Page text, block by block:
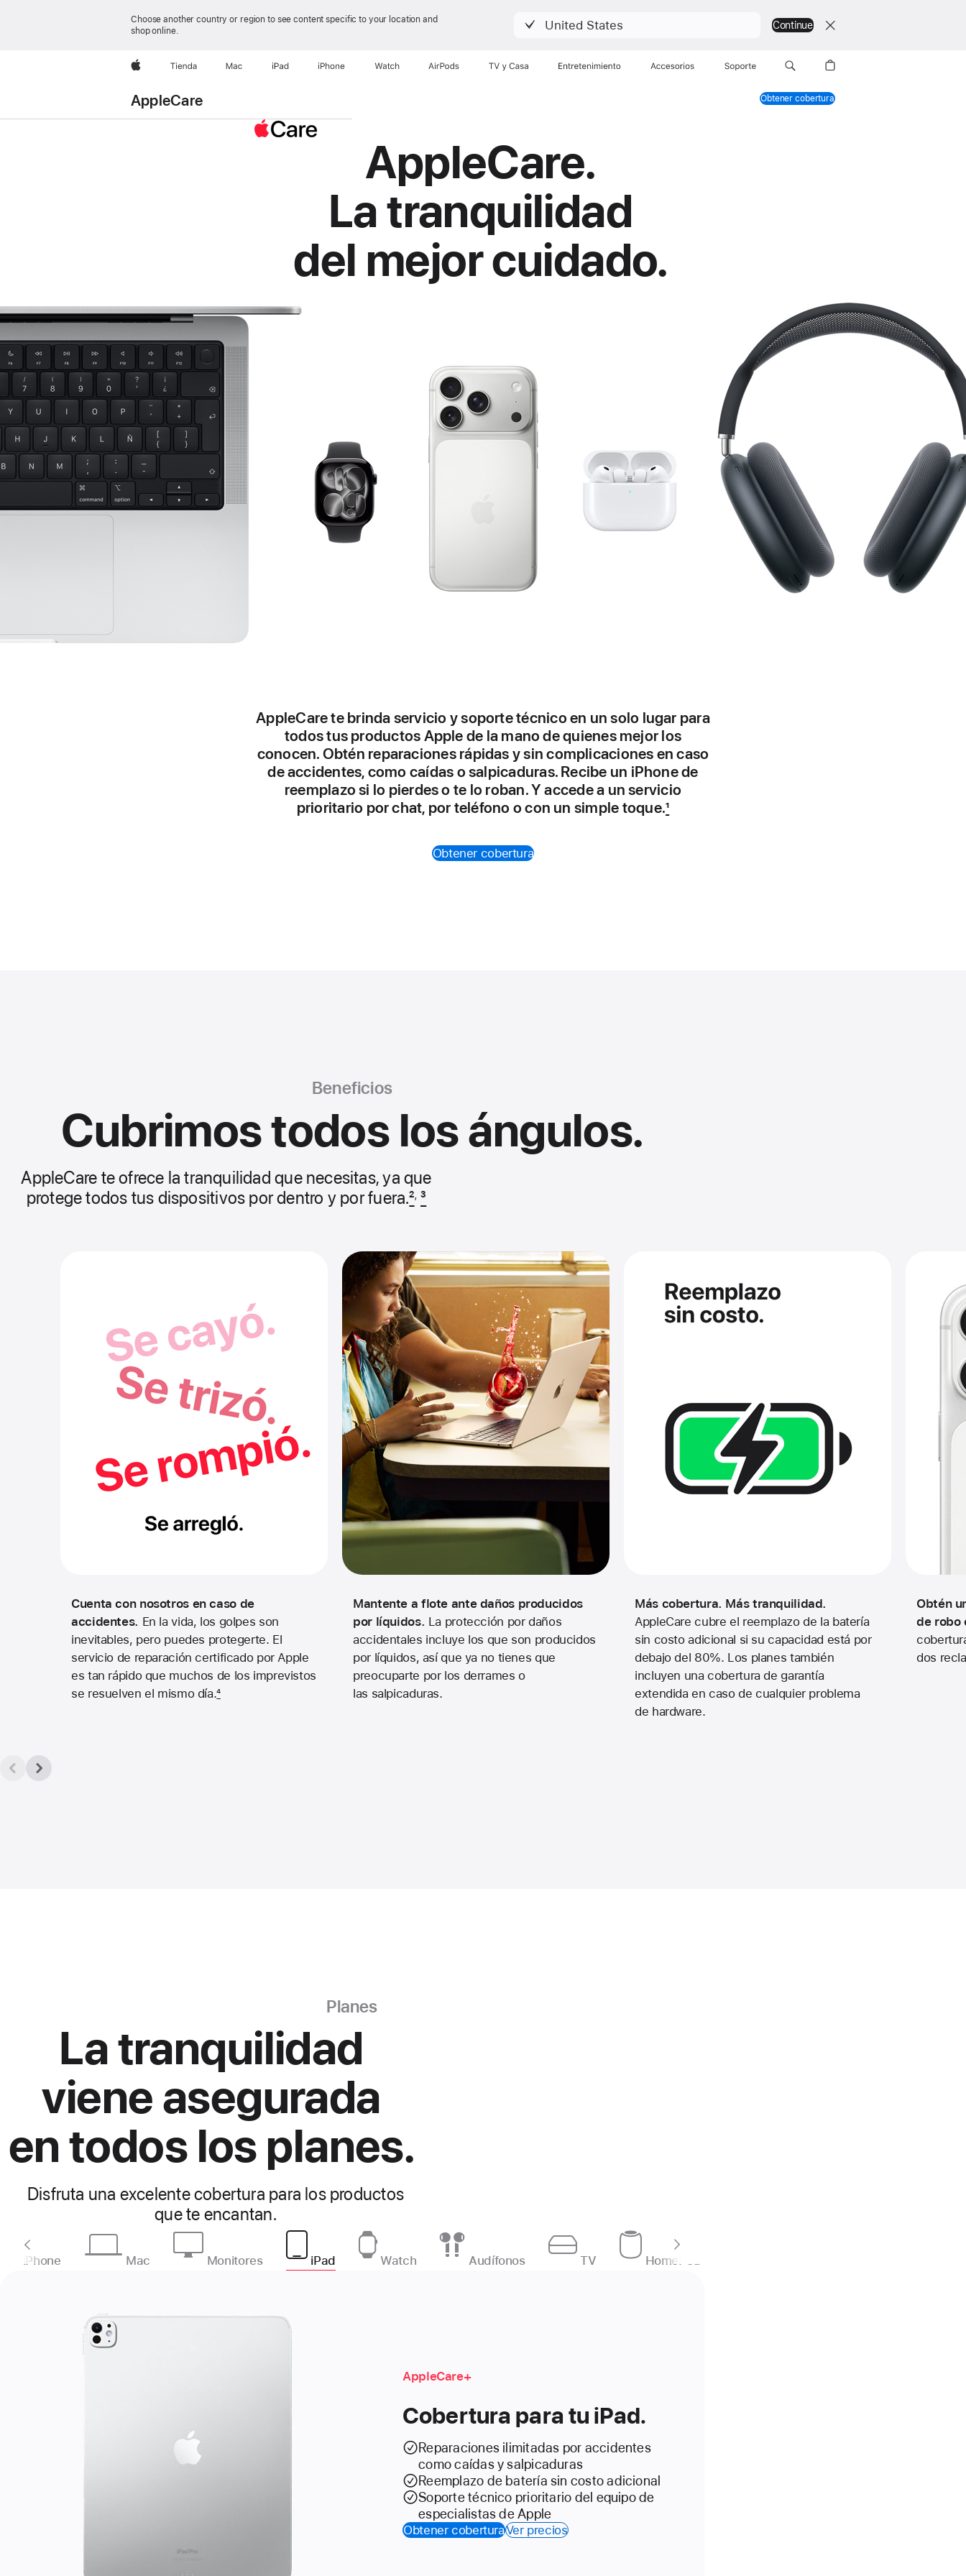
Choose another country or region to see content specific to your location and
shop online.
United States Continue
AppleTienda Mac iPad iPhone Watch AirPods TV & Casa Entretenimiento Accesorios Soporte
AppleCare Obtener cobertura
AppleCare.
La tranquilidad
del mejor cuidado.
AppleCare te brinda servicio y soporte técnico en un solo lugar para
todos tus productos Apple de la mano de quienes mejor los
conocen. Obtén reparaciones rápidas y sin complicaciones en caso
de accidentes, como caídas o salpicaduras. Recibe un iPhone de
reemplazo si lo pierdes o te lo roban. Y accede a un servicio
prioritario por chat, por teléfono o con un simple toque.1
Obtener cobertura
Beneficios
Cubrimos todos los ángulos.
AppleCare te ofrece la tranquilidad que necesitas, ya que
protege todos tus dispositivos por dentro y por fuera.2, 3
Cuenta con nosotros en caso de
accidentes. En la vida, los golpes son
inevitables, pero puedes protegerte. El
servicio de reparación certificado por Apple
es tan rápido que muchos de los imprevistos
se resuelven el mismo día.4
Mantente a flote ante daños producidos
por líquidos. La protección por daños
accidentales incluye los que son producidos
por líquidos, así que ya no tienes que
preocuparte por los derrames o
las salpicaduras.
Más cobertura. Más tranquilidad.
AppleCare cubre el reemplazo de la batería
sin costo adicional si su capacidad está por
debajo del 80%. Los planes también
incluyen una cobertura de garantía
extendida en caso de cualquier problema
de hardware.
Obtén
de robo
dos
Planes
La tranquilidad
viene asegurada
en todos los planes.
Disfruta una excelente cobertura para los productos
que te encantan.
iPhone Mac Monitores iPad Watch Audífonos TV HomePod
AppleCare+
Cobertura para tu iPad.
Reparaciones ilimitadas por accidentes
como caídas y salpicaduras
Reemplazo de batería sin costo adicional
Soporte técnico prioritario del equipo de
especialistas de Apple
Obtener coberturaVer precios